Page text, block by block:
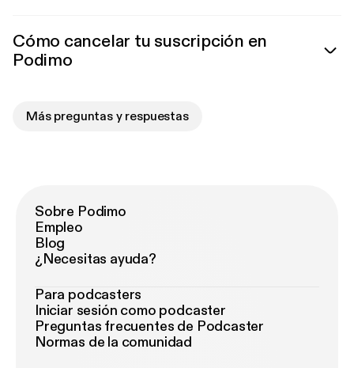
Cómo cancelar tu suscripción en
Podimo
Más preguntas y respuestas
Sobre Podimo
Empleo
Blog
¿Necesitas ayuda?
Para podcasters
Iniciar sesión como podcaster
Preguntas frecuentes de Podcaster
Normas de la comunidad